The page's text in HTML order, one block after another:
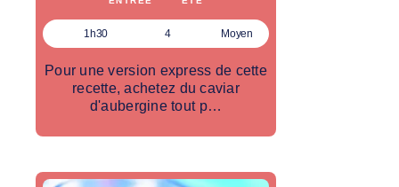
1h30 4 Moyen
Pour une version express de cette
recette, achetez du caviar
d'aubergine tout p…